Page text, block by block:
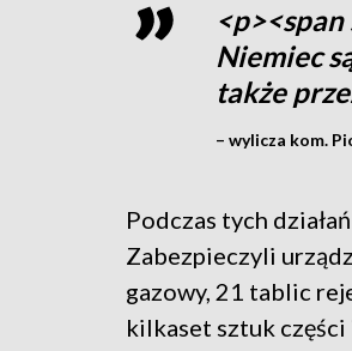
Niemiec
także
– wylicza kom.
Podczas tych
Zabezpieczyli
gazowy, 21 tablic
kilkaset sztuk